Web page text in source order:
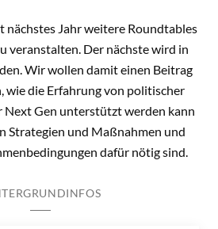
nächstes Jahr weitere Roundtables
veranstalten. Der nächste wird in
Wir wollen damit einen Beitrag
wie die Erfahrung von politischer
Next Gen unterstützt werden kann
Strategien und Maßnahmen und
dafür nötig sind.